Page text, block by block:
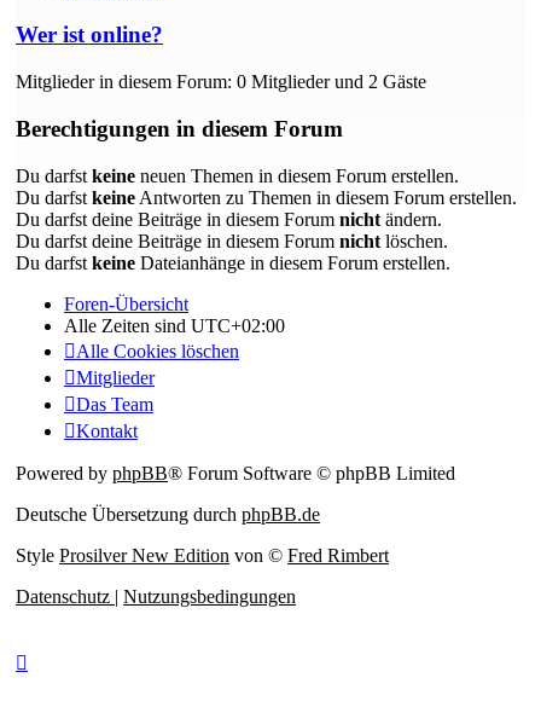
Wer ist online?
Mitglieder in diesem Forum: 0 Mitglieder und 2 Gäste
Berechtigungen in diesem Forum
Du darfst keine neuen Themen in diesem Forum erstellen.
Du darfst keine Antworten zu Themen in diesem Forum erstellen.
Du darfst deine Beiträge in diesem Forum nicht ändern.
Du darfst deine Beiträge in diesem Forum nicht löschen.
Du darfst keine Dateianhänge in diesem Forum erstellen.
Foren-Übersicht
Alle Zeiten sind UTC+02:00
Alle Cookies löschen
Mitglieder
Das Team
Kontakt
Powered by phpBB® Forum Software © phpBB Limited
Deutsche Übersetzung durch phpBB.de
Style Prosilver New Edition von © Fred Rimbert
Datenschutz | Nutzungsbedingungen